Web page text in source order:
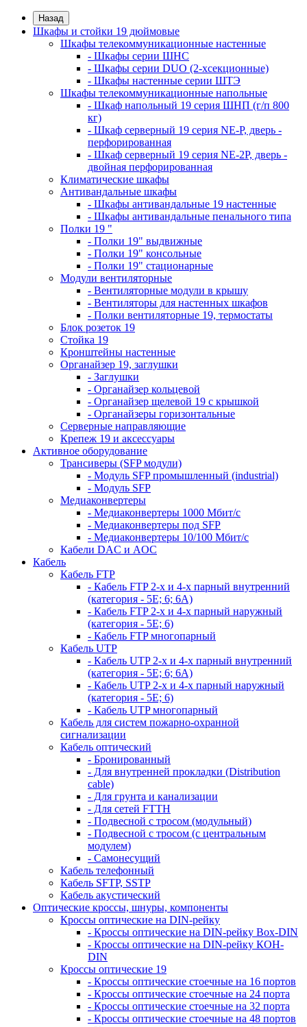
Назад
Шкафы и стойки 19 дюймовые
Шкафы телекоммуникационные настенные
- Шкафы серии ШНС
- Шкафы серии DUO (2-хсекционные)
- Шкафы настенные серии ШТЭ
Шкафы телекоммуникационные напольные
- Шкаф напольный 19 серия ШНП (г/п 800
кг)
- Шкаф серверный 19 серия NE-P, дверь -
перфорированная
- Шкаф серверный 19 серия NE-2P, дверь -
двойная перфорированная
Климатические шкафы
Антивандальные шкафы
- Шкафы антивандальные 19 настенные
- Шкафы антивандальные пенального типа
Полки 19 "
- Полки 19" выдвижные
- Полки 19" консольные
- Полки 19" стационарные
Модули вентиляторные
- Вентиляторные модули в крышу
- Вентиляторы для настенных шкафов
- Полки вентиляторные 19, термостаты
Блок розеток 19
Стойка 19
Кронштейны настенные
Органайзер 19, заглушки
- Заглушки
- Органайзер кольцевой
- Органайзер щелевой 19 с крышкой
- Органайзеры горизонтальные
Серверные направляющие
Крепеж 19 и аксессуары
Активное оборудование
Трансиверы (SFP модули)
- Модуль SFP промышленный (industrial)
- Модуль SFP
Медиаконвертеры
- Медиаконвертеры 1000 Мбит/с
- Медиаконвертеры под SFP
- Медиаконвертеры 10/100 Мбит/с
Кабели DAC и AOC
Кабель
Кабель FTP
- Кабель FTP 2-х и 4-х парный внутренний
(категория - 5Е; 6; 6А)
- Кабель FTP 2-х и 4-х парный наружный
(категория - 5Е; 6)
- Кабель FTP многопарный
Кабель UTP
- Кабель UTP 2-х и 4-х парный внутренний
(категория - 5Е; 6; 6А)
- Кабель UTP 2-х и 4-х парный наружный
(категория - 5Е; 6)
- Кабель UTP многопарный
Кабель для систем пожарно-охранной
сигнализации
Кабель оптический
- Бронированный
- Для внутренней прокладки (Distribution
cable)
- Для грунта и канализации
- Для сетей FTTH
- Подвесной с тросом (модульный)
- Подвесной с тросом (с центральным
модулем)
- Самонесущий
Кабель телефонный
Кабель SFTP, SSTP
Кабель акустический
Оптические кроссы, шнуры, компоненты
Кроссы оптические на DIN-рейку
- Кроссы оптические на DIN-рейку Box-DIN
- Кроссы оптические на DIN-рейку КОН-
DIN
Кроссы оптические 19
- Кроссы оптические стоечные на 16 портов
- Кроссы оптические стоечные на 24 порта
- Кроссы оптические стоечные на 32 порта
- Кроссы оптические стоечные на 48 портов